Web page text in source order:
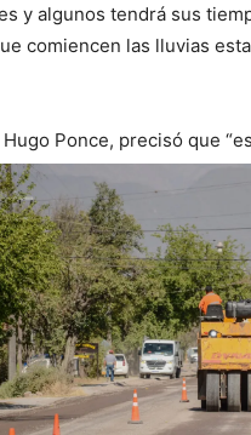
y algunos tendrá sus
comiencen las lluvias
Ponce, precisó que